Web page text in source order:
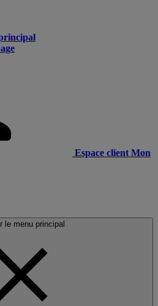
Espace client Mon
le menu principal